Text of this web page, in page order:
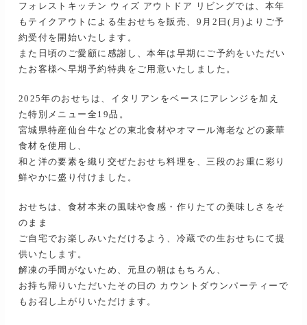
フォレストキッチン ウィズ アウトドア リビングでは、本年
もテイクアウトによる生おせちを販売、9月2日(月)よりご予
約受付を開始いたします。
また日頃のご愛顧に感謝し、本年は早期にご予約をいただい
たお客様へ早期予約特典をご用意いたしました。
2025年のおせちは、イタリアンをベースにアレンジを加え
た特別メニュー全19品。
宮城県特産仙台牛などの東北食材やオマール海老などの豪華
食材を使用し、
和と洋の要素を織り交ぜたおせち料理を、三段のお重に彩り
鮮やかに盛り付けました。
おせちは、食材本来の風味や食感・作りたての美味しさをそ
のまま
ご自宅でお楽しみいただけるよう、冷蔵での生おせちにて提
供いたします。
解凍の手間がないため、元旦の朝はもちろん、
お持ち帰りいただいたその日の カウントダウンパーティーで
もお召し上がりいただけます。